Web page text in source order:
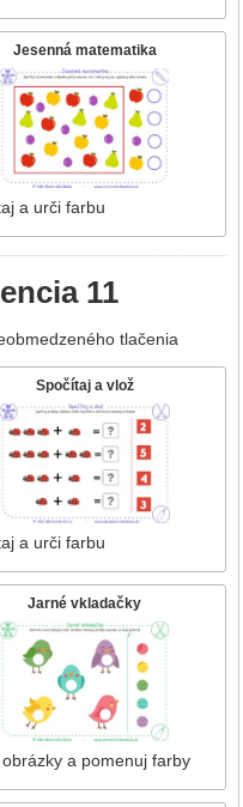
Jesenná matematika
a urči farbu
11
tlačenia
Spočítaj a vlož
a urči farbu
Jarné vkladačky
a pomenuj farby